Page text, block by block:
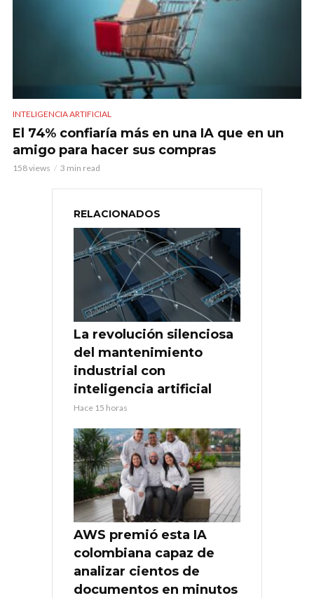
INTELIGENCIA ARTIFICIAL
El 74% confiaría más en una IA que en un
amigo para hacer sus compras
158 views 3 min read
RELACIONADOS
La revolución silenciosa
del mantenimiento
industrial con
inteligencia artificial
Hace 15 horas
AWS premió esta IA
colombiana capaz de
analizar cientos de
documentos en minutos